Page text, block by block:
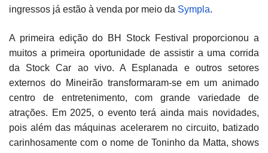
ingressos já estão à venda por meio da Sympla.
A primeira edição do BH Stock Festival proporcionou a
muitos a primeira oportunidade de assistir a uma corrida
da Stock Car ao vivo. A Esplanada e outros setores
externos do Mineirão transformaram-se em um animado
centro de entretenimento, com grande variedade de
atrações. Em 2025, o evento terá ainda mais novidades,
pois além das máquinas acelerarem no circuito, batizado
carinhosamente com o nome de Toninho da Matta, shows